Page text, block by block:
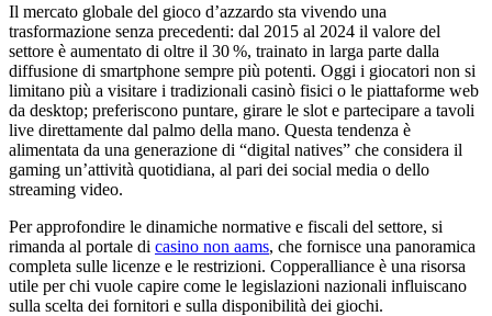
Il mercato globale del gioco d’azzardo sta vivendo una
trasformazione senza precedenti: dal 2015 al 2024 il valore del
settore è aumentato di oltre il 30 %, trainato in larga parte dalla
diffusione di smartphone sempre più potenti. Oggi i giocatori non si
limitano più a visitare i tradizionali casinò fisici o le piattaforme web
da desktop; preferiscono puntare, girare le slot e partecipare a tavoli
live direttamente dal palmo della mano. Questa tendenza è
alimentata da una generazione di “digital natives” che considera il
gaming un’attività quotidiana, al pari dei social media o dello
streaming video.
Per approfondire le dinamiche normative e fiscali del settore, si
rimanda al portale di casino non aams, che fornisce una panoramica
completa sulle licenze e le restrizioni. Copperalliance è una risorsa
utile per chi vuole capire come le legislazioni nazionali influiscano
sulla scelta dei fornitori e sulla disponibilità dei giochi.